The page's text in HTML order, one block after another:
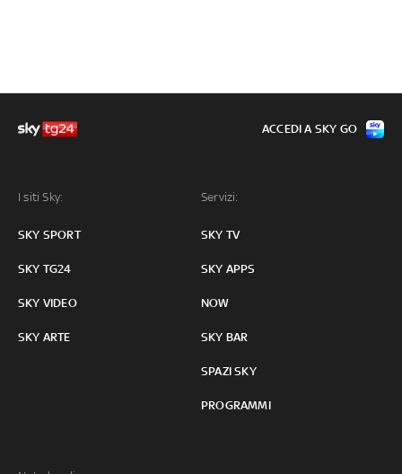
I siti Sky:
SKY SPORT
SKY TG24
SKY VIDEO
SKY ARTE
Servizi:
SKY TV
SKY APPS
NOW
SKY BAR
SPAZI SKY
PROGRAMMI
ACCEDI A SKY GO